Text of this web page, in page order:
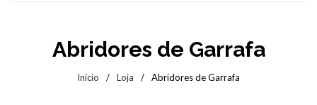
Abridores de Garrafa
Início / Loja / Abridores de Garrafa